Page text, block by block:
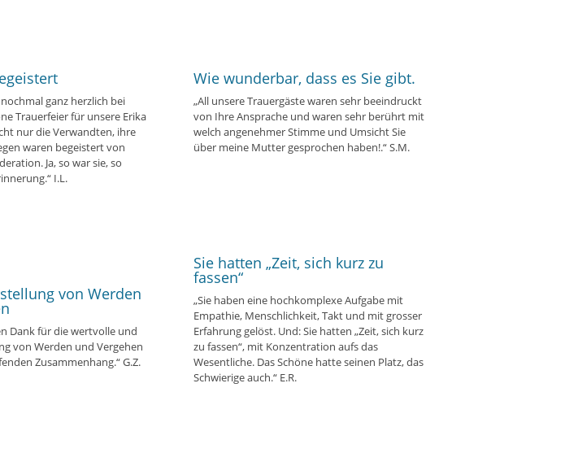
ganz herzlich bei
Trauerfeier für unsere Erika
nur die Verwandten, ihre
waren begeistert von
Ja, so war sie, so
I.L.
von Werden
Dank für die wertvolle und
von Werden und Vergehen
Zusammenhang.“ G.Z.
Wie wunderbar, dass es Sie gibt.
„All unsere Trauergäste waren sehr beeindruckt
von Ihre Ansprache und waren sehr berührt mit
welch angenehmer Stimme und Umsicht Sie
über meine Mutter gesprochen haben!.“ S.M.
Sie hatten „Zeit, sich kurz zu
fassen“
„Sie haben eine hochkomplexe Aufgabe mit
Empathie, Menschlichkeit, Takt und mit grosser
Erfahrung gelöst. Und: Sie hatten „Zeit, sich kurz
zu fassen“, mit Konzentration aufs das
Wesentliche. Das Schöne hatte seinen Platz, das
Schwierige auch.“ E.R.